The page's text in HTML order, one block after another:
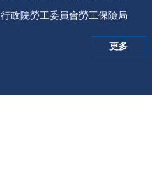
行政院勞工委員會勞工保險局
更多